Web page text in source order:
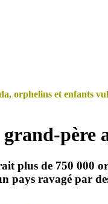
orphelins et enfants
père
plus de 750 000
pays ravagé par